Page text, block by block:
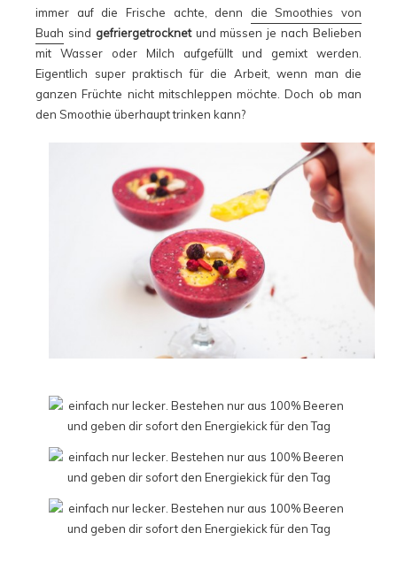
immer auf die Frische achte, denn die Smoothies von
Buah sind gefriergetrocknetund müssen je nach Belieben
mit Wasser oder Milch aufgefüllt und gemixt werden.
Eigentlich super praktisch für die Arbeit, wenn man die
ganzen Früchte nicht mitschleppen möchte. Doch ob man
den Smoothie überhaupt trinken kann?